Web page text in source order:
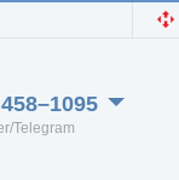
Telegram